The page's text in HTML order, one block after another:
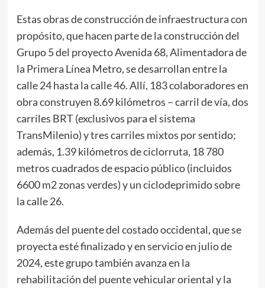
Estas obras de construcción de infraestructura con
propósito, que hacen parte de la construcción del
Grupo 5 del proyecto Avenida 68, Alimentadora de
la Primera Línea Metro, se desarrollan entre la
calle 24 hasta la calle 46. Allí, 183 colaboradores en
obra construyen 8.69 kilómetros – carril de vía, dos
carriles BRT (exclusivos para el sistema
TransMilenio) y tres carriles mixtos por sentido;
además, 1.39 kilómetros de ciclorruta, 18 780
metros cuadrados de espacio público (incluidos
6600 m2 zonas verdes) y un ciclodeprimido sobre
la calle 26.
Además del puente del costado occidental, que se
proyecta esté finalizado y en servicio en julio de
2024, este grupo también avanza en la
rehabilitación del puente vehicular oriental y la